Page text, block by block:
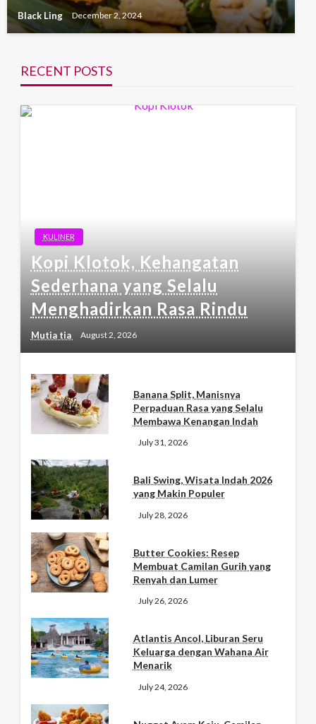
Black Ling December 2, 2024
RECENT POSTS
KULINER
Kopi Klotok, Kehangatan
Sederhana yang Selalu
Menghadirkan Rasa Rindu
Mutia tia August 2, 2026
Banana Split, Manisnya
Perpaduan Rasa yang Selalu
Membawa Kenangan Indah
July 31, 2026
Bali Swing, Wisata Indah 2026
yang Makin Populer
July 28, 2026
Butter Cookies: Resep
Membuat Camilan Gurih yang
Renyah dan Lumer
July 26, 2026
Atlantis Ancol, Liburan Seru
Keluarga dengan Wahana Air
Menarik
July 24, 2026